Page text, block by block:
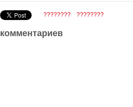
???????? ????????
комментариев